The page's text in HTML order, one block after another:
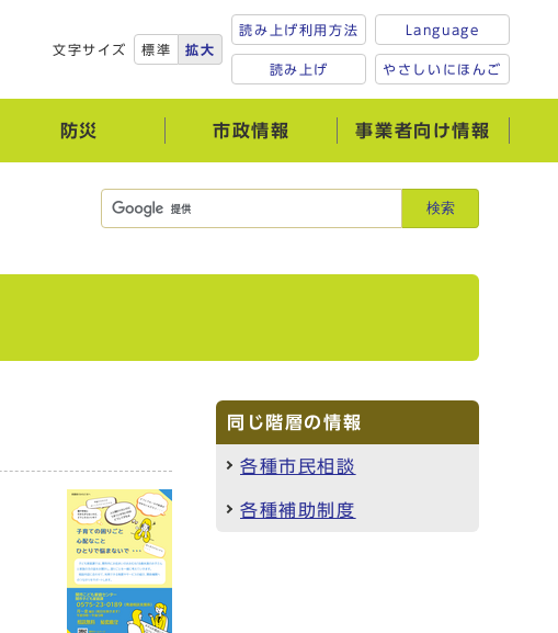
文字サイズ 標準 拡大
読み上げ利用方法
読み上げ
Language
やさしいにほんご
防災 市政情報 事業者向け情報
検索
同じ階層の情報
各種市民相談
各種補助制度